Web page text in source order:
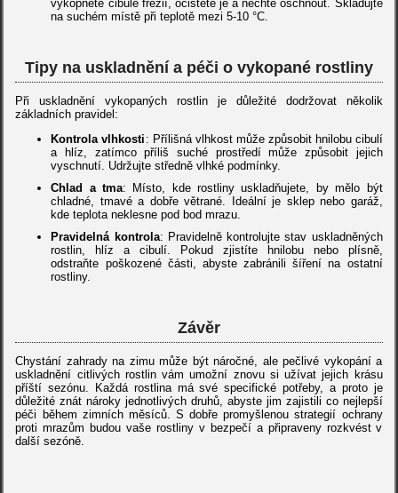
vykopněte cibule frézií, očistěte je a nechte oschnout. Skladujte
na suchém místě při teplotě mezi 5-10 °C.
Tipy na uskladnění a péči o vykopané rostliny
Při uskladnění vykopaných rostlin je důležité dodržovat několik
základních pravidel:
Kontrola vlhkosti : Přílišná vlhkost může způsobit hnilobu cibulí
a hlíz, zatímco příliš suché prostředí může způsobit jejich
vyschnutí. Udržujte středně vlhké podmínky.
Chlad a tma: Místo, kde rostliny uskladňujete, by mělo být
chladné, tmavé a dobře větrané. Ideální je sklep nebo garáž,
kde teplota neklesne pod bod mrazu.
Pravidelná kontrola: Pravidelně kontrolujte stav uskladněných
rostlin, hlíz a cibulí. Pokud zjistíte hnilobu nebo plísně,
odstraňte poškozené části, abyste zabránili šíření na ostatní
rostliny.
Závěr
Chystání zahrady na zimu může být náročné, ale pečlivé vykopání a
uskladnění citlivých rostlin vám umožní znovu si užívat jejich krásu
příští sezónu. Každá rostlina má své specifické potřeby, a proto je
důležité znát nároky jednotlivých druhů, abyste jim zajistili co nejlepší
péči během zimních měsíců. S dobře promyšlenou strategií ochrany
proti mrazům budou vaše rostliny v bezpečí a připraveny rozkvést v
další sezóně.